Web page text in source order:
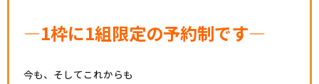
―1枠に1組限定の予約制です―
今も、そしてこれからも